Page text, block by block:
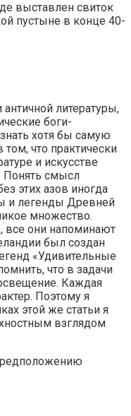
выставлен свиток
пустыне в конце 40-
литературы,
боги-
хотя бы самую
том, что практически
и искусстве
Понять смысл
этих азов иногда
и легенды Древней
множество.
все они напоминают
был создан
«Удивительные
что в задачи
Каждая
Поэтому я
этой же статьи я
взглядом